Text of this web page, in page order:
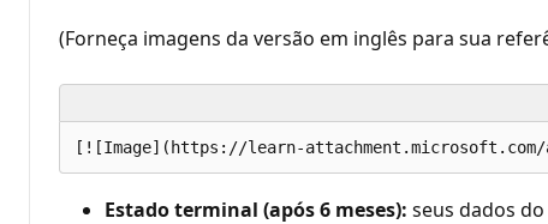
(Forneça imagens da versão em inglês para sua
Estado terminal (após 6 meses): seus dados